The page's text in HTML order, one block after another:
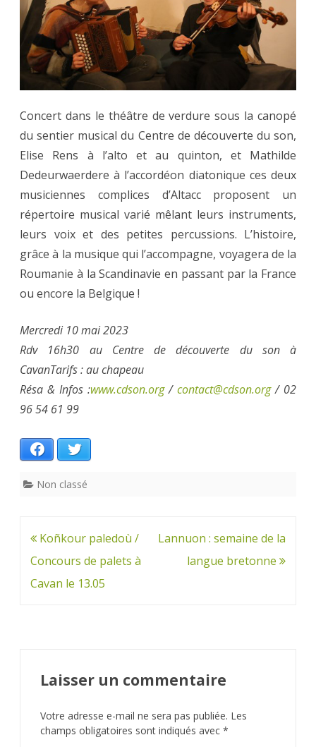
Cavan
Concert dans le théâtre de verdure sous la canopé
du sentier musical du Centre de découverte du son,
Elise Rens à l’alto et au quinton, et Mathilde
Dedeurwaerdere à l’accordéon diatonique ces deux
musiciennes complices d’Altacc proposent un
répertoire musical varié mêlant leurs instruments,
leurs voix et des petites percussions. L’histoire,
grâce à la musique qui l’accompagne, voyagera de la
Roumanie à la Scandinavie en passant par la France
ou encore la Belgique !
Mercredi 10 mai 2023
Rdv 16h30 au Centre de découverte du son à
CavanTarifs : au chapeau
Résa & Infos :www.cdson.org/ contact@cdson.org/ 02
96 54 61 99
Facebook
Non classé
Navigation
de
l’article
Koñkour paledoù /
Concours de palets à
Cavan le 13.05
Lannuon : semaine de la
langue bretonne
Laisser un commentaire
Votre adresse e-mail ne sera pas publiée. Les
champs obligatoires sont indiqués avec *